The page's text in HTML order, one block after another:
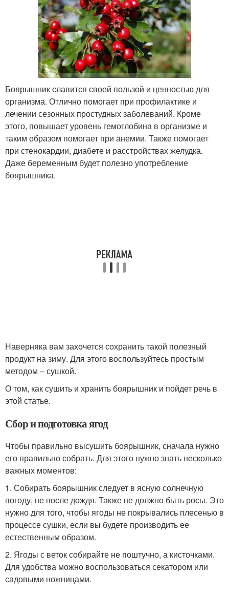
Боярышник славится своей пользой и ценностью для
организма. Отлично помогает при профилактике и
лечении сезонных простудных заболеваний. Кроме
этого, повышает уровень гемоглобина в организме и
таким образом помогает при анемии. Также помогает
при стенокардии, диабете и расстройствах желудка.
Даже беременным будет полезно употребление
боярышника.
Наверняка вам захочется сохранить такой полезный
продукт на зиму. Для этого воспользуйтесь простым
методом – сушкой.
О том, как сушить и хранить боярышник и пойдет речь в
этой статье.
Сбор и подготовка ягод
Чтобы правильно высушить боярышник, сначала нужно
его правильно собрать. Для этого нужно знать несколько
важных моментов:
1. Собирать боярышник следует в ясную солнечную
погоду, не после дождя. Также не должно быть росы. Это
нужно для того, чтобы ягоды не покрывались плесенью в
процессе сушки, если вы будете производить ее
естественным образом.
2. Ягоды с веток собирайте не поштучно, а кисточками.
Для удобства можно воспользоваться секатором или
садовыми ножницами.